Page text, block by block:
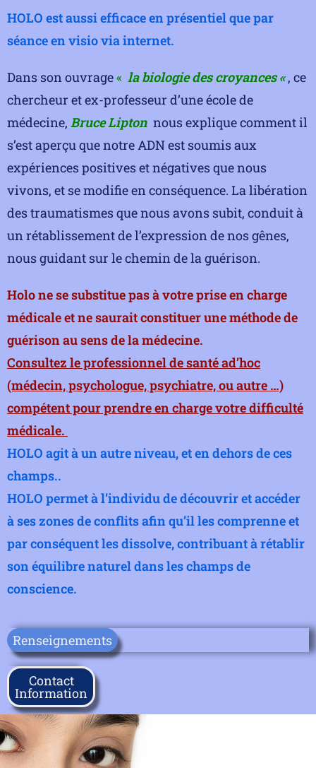
HOLO est aussi efficace en présentiel que par
séance en visio via internet.
Dans son ouvrage« la biologie des croyances «, ce
chercheur et ex-professeur d’une école de
médecine, Bruce Lipton nous explique comment il
s’est aperçu que notre ADN est soumis aux
expériences positives et négatives que nous
vivons, et se modifie en conséquence. La libération
des traumatismes que nous avons subit, conduit à
un rétablissement de l’expression de nos gênes,
nous guidant sur le chemin de la guérison.
Holo ne se substitue pas à votre prise en charge
médicale et ne saurait constituer une méthode de
guérison au sens de la médecine.
Consultez le professionnel de santé ad’hoc
(médecin, psychologue, psychiatre, ou autre …)
compétent pour prendre en charge votre difficulté
médicale.
HOLO agit à un autre niveau, et en dehors de ces
champs..
HOLO permet à l’individu de découvrir et accéder
à ses zones de conflits afin qu’il les comprenne et
par conséquent les dissolve, contribuant à rétablir
son équilibre naturel dans les champs de
conscience.
Renseignements
Contact
Information